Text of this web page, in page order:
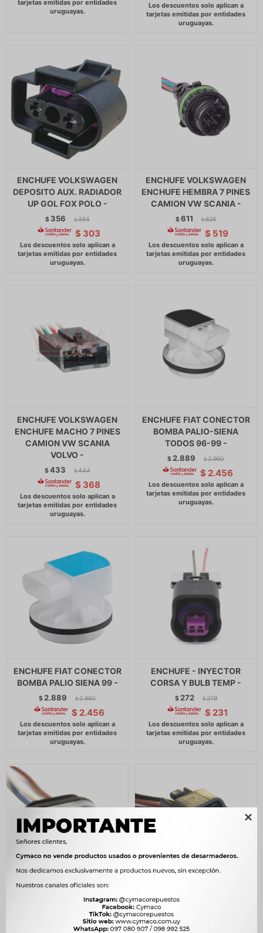

ENCHUFE VOLKSWAGEN
DEPOSITO AUX. RADIADOR
UP GOL FOX POLO -
$ 356 $ 364
$ 303
ENCHUFE VOLKSWAGEN
ENCHUFE HEMBRA 7 PINES
CAMION VW SCANIA -
$611 $ 626
$ 519
ENCHUFE VOLKSWAGEN
ENCHUFE MACHO 7 PINES
CAMION VW SCANIA
VOLVO -
$433 $ 444
$ 368
ENCHUFE FIAT CONECTOR
BOMBA PALIO-SIENA
TODOS 96-99 -
$ 2.889 $ 2.960
$ 2.456
ENCHUFE FIAT CONECTOR
BOMBA PALIO SIENA 99 -
$ 2.889 $ 2.960
$ 2.456
ENCHUFE - INYECTOR
CORSA Y BULB TEMP -
$ 272 $ 279
$ 231
ENCHUFE RENAULT 3 VIAS
BULBO ELECTRO RENAULT
ENCHUFE - ENCHUFE
SENSOR MARIPOSA -
$267